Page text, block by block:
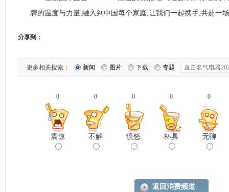
牌的温度与力量,融入到中国每个家庭,让我们一起携手,共赴一
分享到：
更多相关搜索： 新闻 图片 下载 专题
0
震惊
0
不解
0
愤怒
0
杯具
0
无聊
返回消费频道